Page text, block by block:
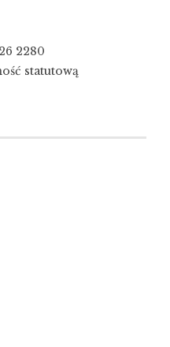
2280
statutową